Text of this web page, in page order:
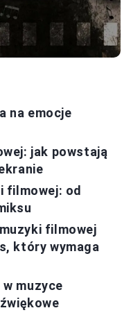
na emocje
jak powstają
filmowej: od
filmowej
który wymaga
muzyce